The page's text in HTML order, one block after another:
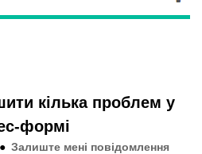
кілька проблем у
формі
● Залиште мені повідомлення